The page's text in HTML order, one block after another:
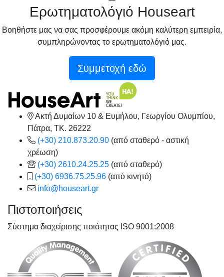
Ερωτηματολόγιό Houseart
Βοηθήστε μας να σας προσφέρουμε ακόμη καλύτερη εμπειρία,
συμπληρώνοντας το ερωτηματολόγιό μας.
Συμμετοχή εδώ
Ακτή Δυμαίων 10 & Ευμήλου, Γεωργίου Ολυμπίου,
Πάτρα, TK. 26222
(+30) 210.873.20.90 (από σταθερό - αστική
χρέωση)
(+30) 2610.24.25.25 (από σταθερό)
(+30) 6936.75.25.96 (από κινητό)
info@houseart.gr
Πιστοποιήσεις
Σύστημα διαχείρισης ποιότητας ISO 9001:2008